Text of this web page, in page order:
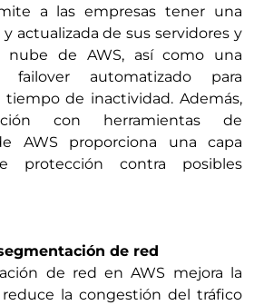
a las empresas tener una
actualizada de sus servidores y
de AWS, así como una
automatizado para
tiempo de inactividad. Además,
con herramientas de
AWS proporciona una capa
protección contra posibles
de red
de red en AWS mejora la
la congestión del tráfico